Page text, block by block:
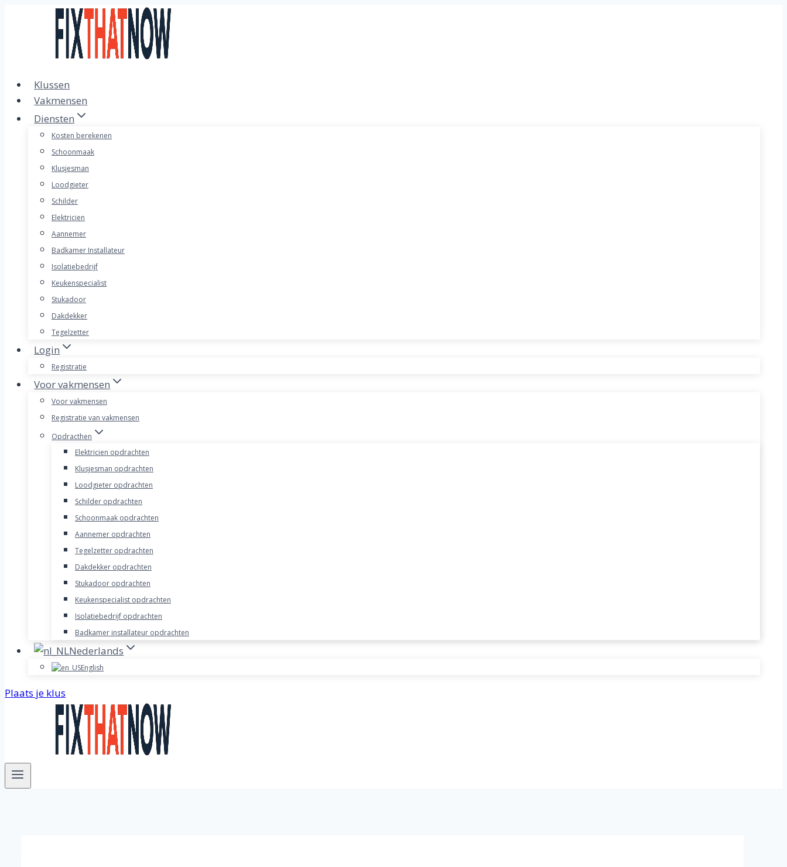
Klussen
Vakmensen
Diensten
Kosten berekenen
Schoonmaak
Klusjesman
Loodgieter
Schilder
Elektricien
Aannemer
Badkamer Installateur
Isolatiebedrijf
Keukenspecialist
Stukadoor
Dakdekker
Tegelzetter
Login
Registratie
Voor vakmensen
Voor vakmensen
Registratie van vakmensen
Opdracthen
Elektricien opdrachten
Klusjesman opdrachten
Loodgieter opdrachten
Schilder opdrachten
Schoonmaak opdrachten
Aannemer opdrachten
Tegelzetter opdrachten
Dakdekker opdrachten
Stukadoor opdrachten
Keukenspecialist opdrachten
Isolatiebedrijf opdrachten
Badkamer installateur opdrachten
Nederlands
English
Plaats je klus